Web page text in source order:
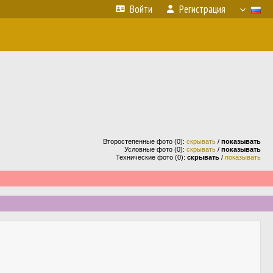
Войти Регистрация
Второстепенные фото (0): скрывать / показывать
Условные фото (0): скрывать / показывать
Технические фото (0): скрывать / показывать